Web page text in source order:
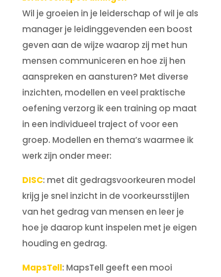
Wil je groeien in je leiderschap of wil je als
manager je leidinggevenden een boost
geven aan de wijze waarop zij met hun
mensen communiceren en hoe zij hen
aanspreken en aansturen? Met diverse
inzichten, modellen en veel praktische
oefening verzorg ik een training op maat
in een individueel traject of voor een
groep. Modellen en thema’s waarmee ik
werk zijn onder meer:
DISC: met dit gedragsvoorkeuren model
krijg je snel inzicht in de voorkeursstijlen
van het gedrag van mensen en leer je
hoe je daarop kunt inspelen met je eigen
houding en gedrag.
MapsTell: MapsTell geeft een mooi